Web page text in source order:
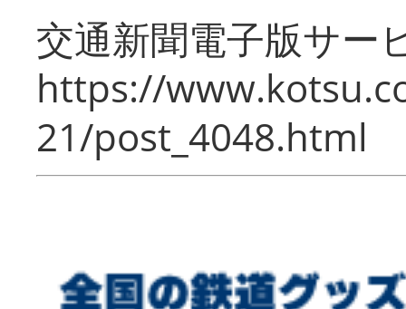
交通新聞電子版サー
https://
21/post_4048.html